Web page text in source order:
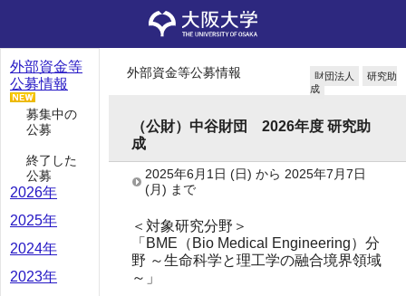
外部資金等
公募情報
募集中の
公募
終了した
公募
2026年
2025年
2024年
2023年
外部資金等公募情報 財団法人
研究助
成
（公財）中谷財団 2026年度 研究助
成
2025年6月1日 (日) から 2025年7月7日
(月) まで
＜対象研究分野＞
「BME（Bio Medical Engineering）分
野 ～生命科学と理工学の融合境界領域
～」